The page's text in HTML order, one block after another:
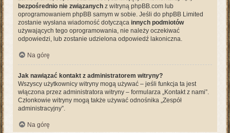
bezpośrednio nie związanych z witryną phpBB.com lub
oprogramowaniem phpBB samym w sobie. Jeśli do phpBB Limited
zostanie wysłana wiadomość dotycząca innych podmiotów
używających tego oprogramowania, nie należy oczekiwać
odpowiedzi, lub zostanie udzielona odpowiedź lakoniczna.
Na górę
Jak nawiązać kontakt z administratorem witryny?
Wszyscy użytkownicy witryny mogą używać – jeśli funkcja ta jest
włączona przez administratora witryny – formularza „Kontakt z nami”.
Członkowie witryny mogą także używać odnośnika „Zespół
administracyjny”.
Na górę